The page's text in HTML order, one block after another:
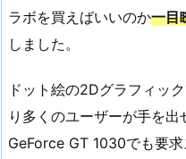
ラボを買えばいいのか一目
しました。
ドット絵の2Dグラフィッ
り多くのユーザーが手を
GeForce GT 1030でも要